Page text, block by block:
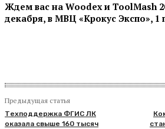
Ждем вас на Woodex и ToolMash
декабря, в МВЦ «Крокус Экспо», 1
Предыдущая статья
Техподдержка ФГИС ЛК
оказала свыше 160 тысяч